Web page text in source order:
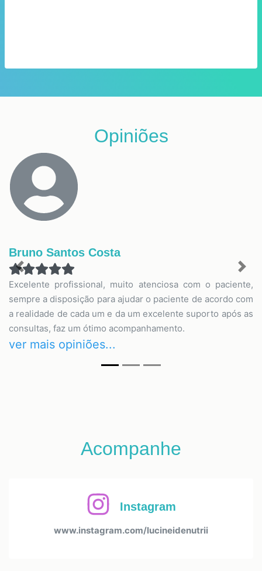
Opiniões
Bruno Santos Costa
Excelente profissional, muito atenciosa com o paciente,
sempre a disposição para ajudar o paciente de acordo com
a realidade de cada um e da um excelente suporto após as
consultas, faz um ótimo acompanhamento.
ver mais opiniões...
Previous Next
Acompanhe
Instagram
www.instagram.com/lucineidenutrii